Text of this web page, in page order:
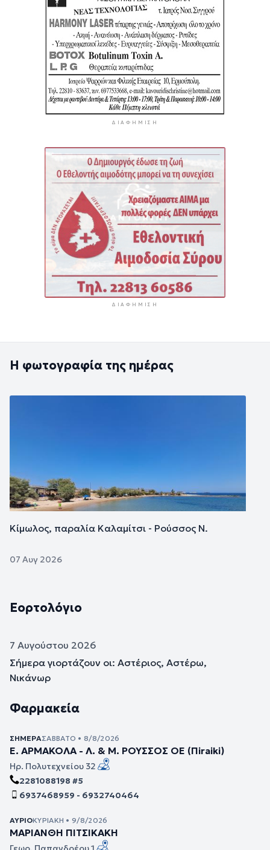
ΔΙΑΦΉΜΙΣΗ
ΔΙΑΦΉΜΙΣΗ
Η φωτογραφία της ημέρας
Κίμωλος, παραλία Καλαμίτσι - Ρούσσος Ν.
07 Αυγ 2026
Εορτολόγιο
7 Αυγούστου 2026
Σήμερα γιορτάζουν οι: Αστέριος, Αστέρω,
Νικάνωρ
Φαρμακεία
ΣΉΜΕΡΑΣΆΒΒΑΤΟ • 8/8/2026
Ε. ΑΡΜΑΚΟΛΑ - Λ. & Μ. ΡΟΥΣΣΟΣ ΟΕ (Πiraiki)
Ηρ. Πολυτεχνείου 32
2281088198 #5
6937468959 - 6932740464
ΑΎΡΙΟΚΥΡΙΑΚΉ • 9/8/2026
ΜΑΡΙΑΝΘΗ ΠΙΤΣΙΚΑΚΗ